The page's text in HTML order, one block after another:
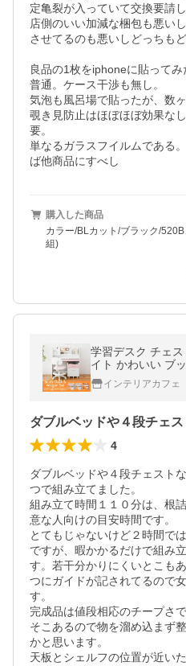
定亀裂が入っていて交換要請し
店側のいい加減な梱包も悪い
させてるのも悪いしどっちもど
良品の1枚をiphoneに貼って
普通。ケース干渉も無し。
気泡も風呂場で貼ったが、数
覗き見防止はほぼほぼ効果な
要。
単なるガラスフイルムである
ば他商品にすべし
購入した商品
カラー/BLカット/ブラック/
組)
学習デスク チェ
イト かわいい ブ
納 勉強机 デスク
ー付き ワゴン
インテリアカフェ
4
ダブルベッドや４段チェスト
つで組み立てました。
組み立て時間１１０分は、根
意な人向けの目安時間です。
とてもじゃないけど２時間で
ですが、暇かかるだけで組み
す。若干分かりにくいとこも
つにガイドが記されてるので
す。
完成品は値段相応のチープさ
そこあるので物を溜め込まず
かと思います。
天板とシェルフの位置が近い